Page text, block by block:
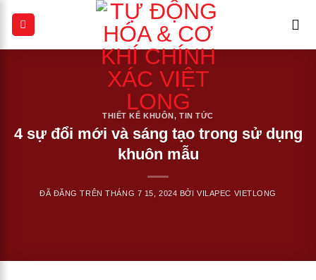
THIẾT KẾ KHUÔN,TIN TỨC
4 sự đổi mới và sáng tạo trong sử dụng
khuôn mẫu
ĐÃ ĐĂNG TRÊNTHÁNG 7 15, 2024 BỞIVILAPEC VIETLONG